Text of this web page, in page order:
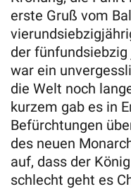
erste Gruß vom
der
war ein
die Welt noch
kurzem gab es in
Befürchtungen
des neuen
auf, dass der
schlecht geht es